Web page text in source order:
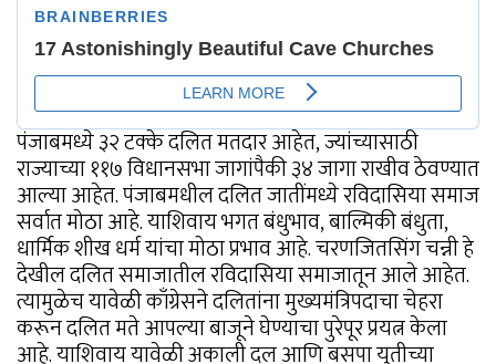
पंजाबमध्ये ३२ टक्के दलित मतदार आहेत, ज्यांच्यासाठी
राज्याच्या ११७ विधानसभा जागांपैकी ३४ जागा राखीव ठेवण्यात
आल्या आहेत. पंजाबमधील दलित जातींमध्ये रविदासिया समाज
सर्वात मोठा आहे. याशिवाय भगत बंधुभाव, बाल्मिकी बंधुता,
धार्मिक शीख धर्म यांचा मोठा प्रभाव आहे. चरणजितसिंग चन्नी हे
देखील दलित समाजातील रविदासिया समाजातून आले आहेत.
त्यामुळेच यावेळी काँग्रेसने दलितांना मुख्यमंत्रिपदाचा चेहरा
करून दलित मते आपल्या बाजूने घेण्याचा पुरेपूर प्रयत्न केला
आहे. याशिवाय यावेळी अकाली दल आणि बसपा युतीच्या